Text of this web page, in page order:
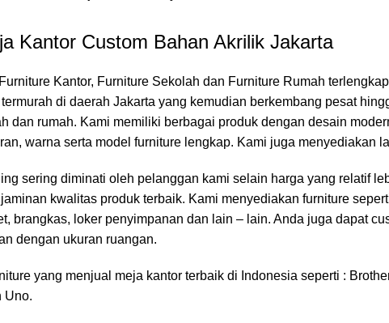
Kantor Custom Bahan Akrilik Jakarta
Kantor, Furniture Sekolah dan Furniture Rumah
di daerah Jakarta yang kemudian berkembang pesat
dan rumah. Kami memiliki berbagai produk dengan desain
warna serta model furniture lengkap. Kami juga menyediakan
sering diminati oleh pelanggan kami selain harga yang relatif
kwalitas produk terbaik. Kami menyediakan furniture
brangkas, loker penyimpanan dan lain – lain. Anda juga dapat
dengan ukuran ruangan.
yang menjual meja kantor terbaik di Indonesia seperti :
Uno.